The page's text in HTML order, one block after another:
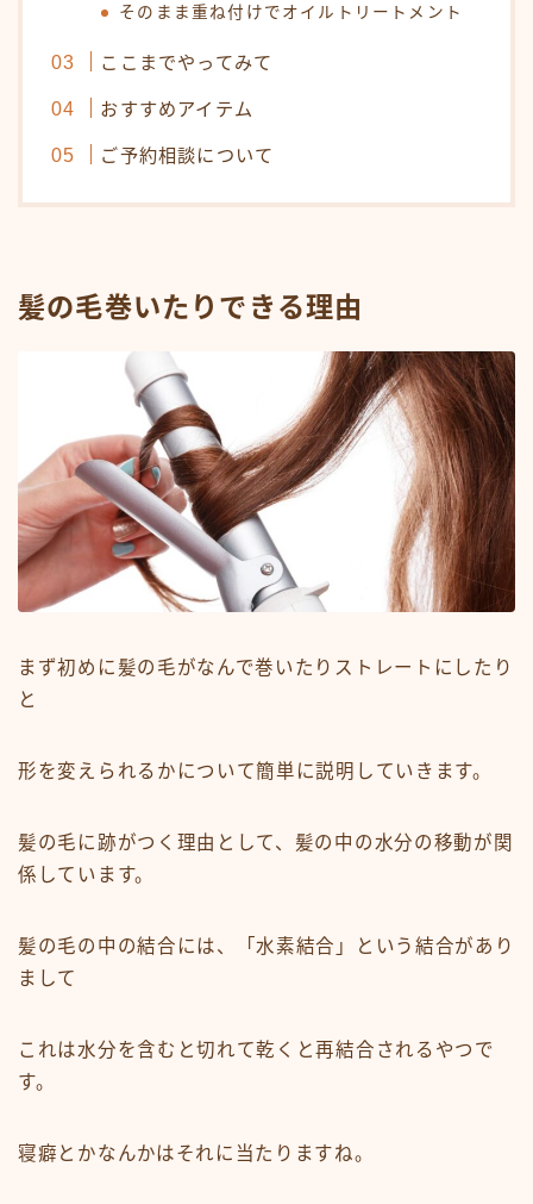
間違ったヘアケア
食事・生活習慣
Q＆A
サイトマップ
そのまま重ね付けでオイルトリートメント
ここまでやってみて
おすすめアイテム
ご予約相談について
髪の毛巻いたりできる理由
まず初めに髪の毛がなんで巻いたりストレートにしたり
と
形を変えられるかについて簡単に説明していきます。
髪の毛に跡がつく理由として、髪の中の水分の移動が関
係しています。
髪の毛の中の結合には、「水素結合」という結合があり
まして
これは水分を含むと切れて乾くと再結合されるやつで
す。
寝癖とかなんかはそれに当たりますね。